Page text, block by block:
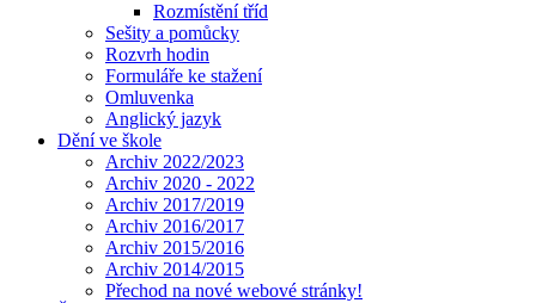
Rozmístění tříd
Sešity a pomůcky
Rozvrh hodin
Formuláře ke stažení
Omluvenka
Anglický jazyk
Dění ve škole
Archiv 2022/2023
Archiv 2020 - 2022
Archiv 2017/2019
Archiv 2016/2017
Archiv 2015/2016
Archiv 2014/2015
Přechod na nové webové stránky!